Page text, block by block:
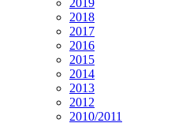
2019
2018
2017
2016
2015
2014
2013
2012
2010/2011